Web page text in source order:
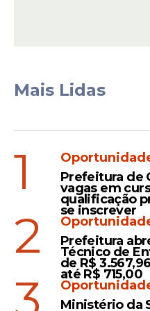
Veja Também
Mais Lidas
1
Prefeitura de
vagas em
qualificação
se inscrever
2
Prefeitura
Técnico de
de R$
até R$ 715,00
Ministério da